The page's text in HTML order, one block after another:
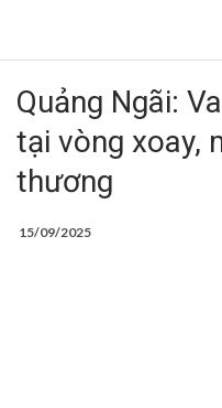
Quảng Ngãi:
tại vòng xoay,
thương
15/09/2025